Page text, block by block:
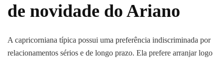
de novidade do Ariano
A capricorniana típica possui uma preferência indiscriminada por
relacionamentos sérios e de longo prazo. Ela prefere arranjar logo